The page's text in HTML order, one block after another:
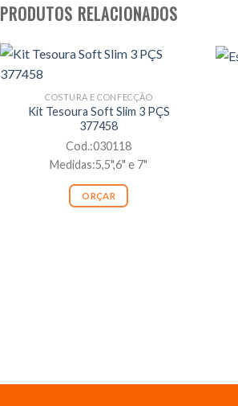
PRODUTOS RELACIONADOS
COSTURA E CONFECÇÃO
Kit Tesoura Soft Slim 3 PÇS
377458
Cod.:030118
Medidas:5,5",6" e 7"
ORÇAR